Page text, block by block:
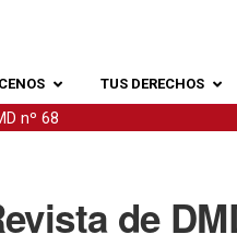
TUS DERECHOS
nº 68
de